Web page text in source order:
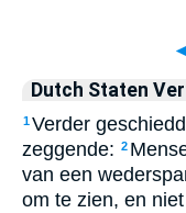
Dutch Staten
1Verder
zeggende: 2
van een
om te zien, en